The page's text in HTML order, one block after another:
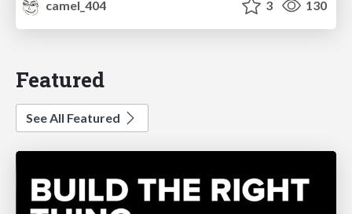
camel_404
3 130
Featured
See All Featured